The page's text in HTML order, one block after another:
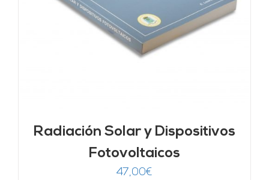
Radiación Solar y Dispositivos
Fotovoltaicos
47,00€